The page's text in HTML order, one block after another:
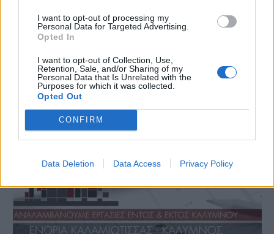
I want to opt-out of processing my
Personal Data for Targeted Advertising.
Opted In
I want to opt-out of Collection, Use,
Retention, Sale, and/or Sharing of my
Personal Data that Is Unrelated with the
Purposes for which it was collected.
Opted Out
CONFIRM
Data Deletion Data Access Privacy Policy